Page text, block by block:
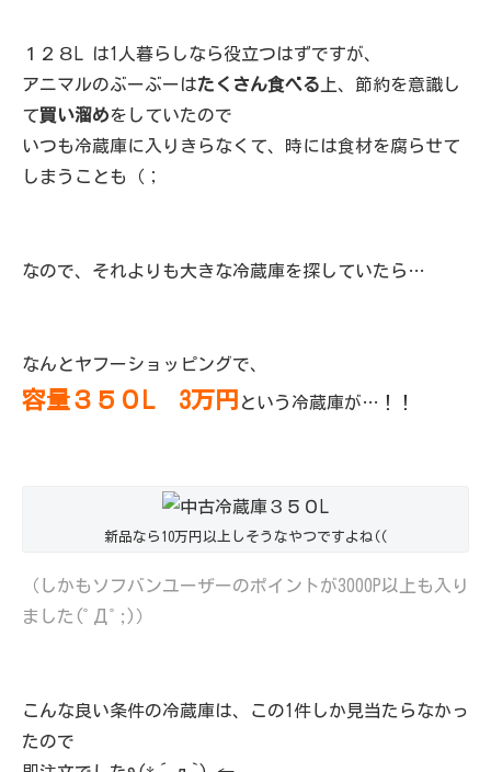
１２８L は1人暮らしなら役立つはずですが、
アニマルのぶーぶーはたくさん食べる 上、節約を意識し
て買い溜めをしていたので
いつも冷蔵庫に入りきらなくて、時には食材を腐らせて
しまうことも（；
なので、それよりも大きな冷蔵庫を探していたら…
なんとヤフーショッピングで、
容量３５０L 3万円 という冷蔵庫が…！！
新品なら10万円以上しそうなやつですよね((
（しかもソフバンユーザーのポイントが3000P以上も入り
ました(ﾟДﾟ;)）
こんな良い条件の冷蔵庫は、この1件しか見当たらなかっ
たので